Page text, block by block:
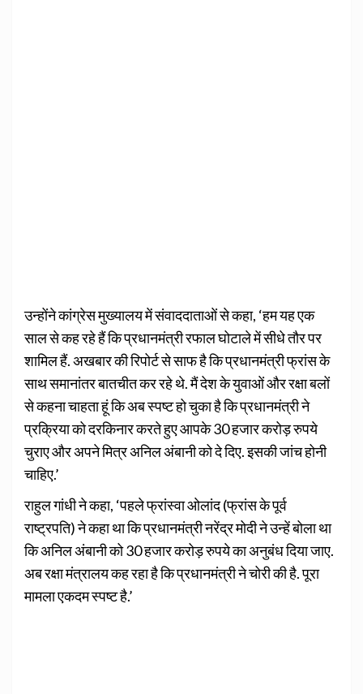
उन्होंने कांग्रेस मुख्यालय में संवाददाताओं से कहा, ‘हम यह एक
साल से कह रहे हैं कि प्रधानमंत्री रफाल घोटाले में सीधे तौर पर
शामिल हैं. अखबार की रिपोर्ट से साफ है कि प्रधानमंत्री फ्रांस के
साथ समानांतर बातचीत कर रहे थे. मैं देश के युवाओं और रक्षा बलों
से कहना चाहता हूं कि अब स्पष्ट हो चुका है कि प्रधानमंत्री ने
प्रक्रिया को दरकिनार करते हुए आपके 30 हजार करोड़ रुपये
चुराए और अपने मित्र अनिल अंबानी को दे दिए. इसकी जांच होनी
चाहिए.’
राहुल गांधी ने कहा, ‘पहले फ्रांस्वा ओलांद (फ्रांस के पूर्व
राष्ट्रपति) ने कहा था कि प्रधानमंत्री नरेंद्र मोदी ने उन्हें बोला था
कि अनिल अंबानी को 30 हजार करोड़ रुपये का अनुबंध दिया जाए.
अब रक्षा मंत्रालय कह रहा है कि प्रधानमंत्री ने चोरी की है. पूरा
मामला एकदम स्पष्ट है.’